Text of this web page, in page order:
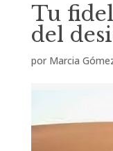
Tu
del
por Marcia